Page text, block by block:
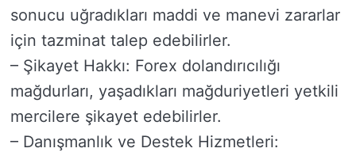
sonucu uğradıkları maddi ve manevi zararlar
için tazminat talep edebilirler.
– Şikayet Hakkı: Forex dolandırıcılığı
mağdurları, yaşadıkları mağduriyetleri yetkili
mercilere şikayet edebilirler.
– Danışmanlık ve Destek Hizmetleri: